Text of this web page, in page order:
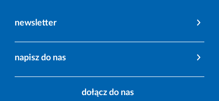
newsletter
napisz do nas
dołącz do nas